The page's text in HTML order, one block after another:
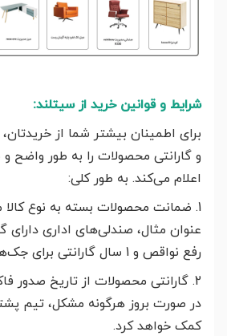
شرایط و قوانین خرید از سیتلند:
برای اطمینان بیشتر شما از
و گارانتی محصولات را به طور واضح
اعلام می‌کند. به طور کلی:
1. ضمانت محصولات بسته به نوع
رفع نواقص و 1 سال گارانتی برای جک‌ها هستند.
2. گارانتی محصولات از تاریخ صدور
در صورت بروز هرگونه مشکل، تیم
کمک خواهد کرد.